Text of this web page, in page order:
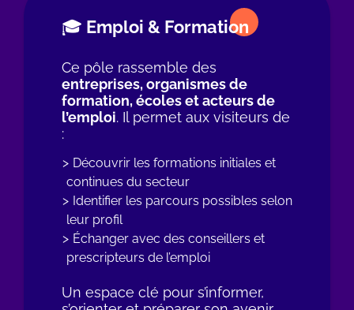
🎓 Emploi & Formation
Ce pôle rassemble des
entreprises, organismes de
formation, écoles et acteurs de
l’emploi. Il permet aux visiteurs de
:
Découvrir les formations initiales et
continues du secteur
Identifier les parcours possibles selon
leur profil
Échanger avec des conseillers et
prescripteurs de l’emploi
Un espace clé pour s’informer,